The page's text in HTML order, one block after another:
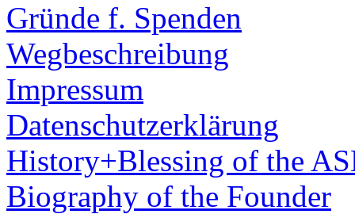
Gründe f. Spenden
Wegbeschreibung
Impressum
Datenschutzerklärung
History+Blessing of the
Biography of the Founder